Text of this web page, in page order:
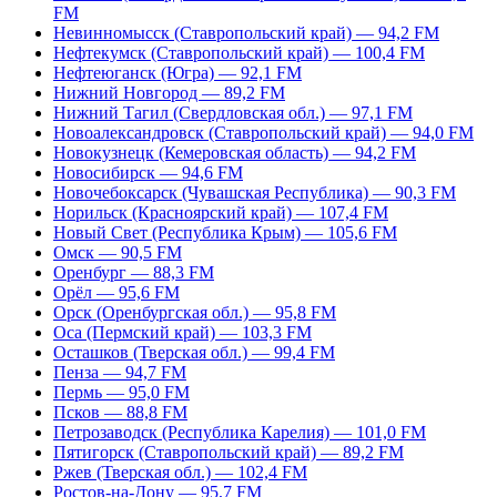
FM
Невинномысск (Ставропольский край) — 94,2 FM
Нефтекумск (Ставропольский край) — 100,4 FM
Нефтеюганск (Югра) — 92,1 FM
Нижний Новгород — 89,2 FM
Нижний Тагил (Свердловская обл.) — 97,1 FM
Новоалександровск (Ставропольский край) — 94,0 FM
Новокузнецк (Кемеровская область) — 94,2 FM
Новосибирск — 94,6 FM
Новочебоксарск (Чувашская Республика) — 90,3 FM
Норильск (Красноярский край) — 107,4 FM
Новый Свет (Республика Крым) — 105,6 FM
Омск — 90,5 FM
Оренбург — 88,3 FM
Орёл — 95,6 FM
Орск (Оренбургская обл.) — 95,8 FM
Оса (Пермский край) — 103,3 FM
Осташков (Тверская обл.) — 99,4 FM
Пенза — 94,7 FM
Пермь — 95,0 FM
Псков — 88,8 FM
Петрозаводск (Республика Карелия) — 101,0 FM
Пятигорск (Ставропольский край) — 89,2 FM
Ржев (Тверская обл.) — 102,4 FM
Ростов-на-Дону — 95,7 FM